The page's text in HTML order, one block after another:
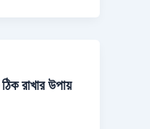
রাখার উপায়